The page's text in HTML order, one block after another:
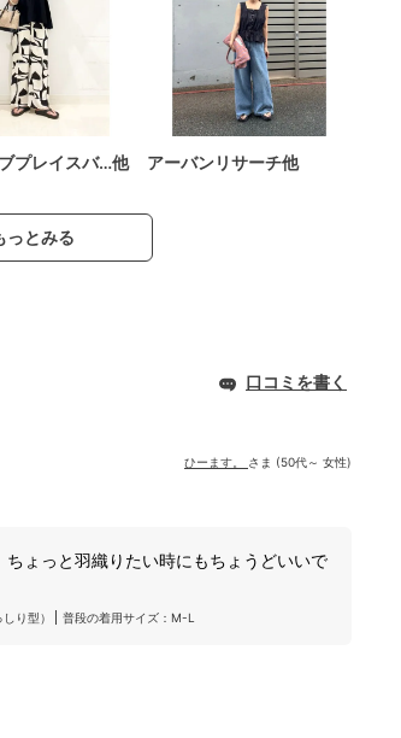
プレイスバ…他 アーバンリサーチ他
っとみる
口コミを書く
ひーます。 さま (50代～ 女性)
ょっと羽織りたい時にもちょうどいいで
り型） 普段の着用サイズ：M-L